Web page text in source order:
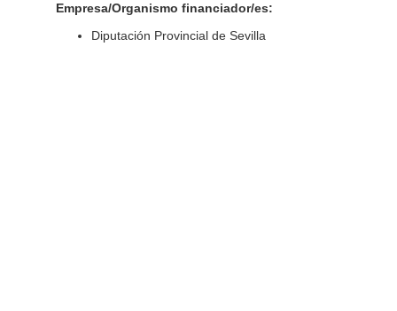
Empresa/Organismo financiador/es:
Diputación Provincial de Sevilla